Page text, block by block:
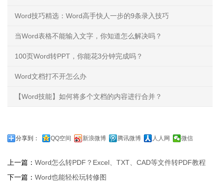
Word技巧精选：Word高手快人一步的9条录入技巧
当Word表格不能输入文字，你知道怎么解决吗？
100页Word转PPT，你能花3分钟完成吗？
Word文档打不开怎么办
【Word技能】如何将多个文档的内容进行合并？
分享到： QQ空间 新浪微博 腾讯微博 人人网 微信
上一篇： Word怎么转PDF？Excel、TXT、CAD等文件转PDF教程
下一篇： Word也能轻松玩转修图